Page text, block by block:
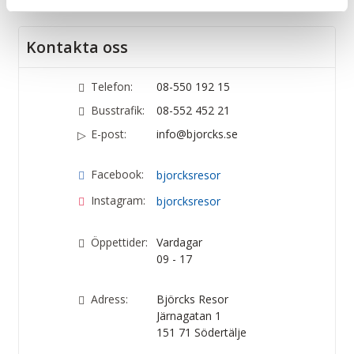
Kontakta oss
Telefon:
08-550 192 15
Busstrafik:
08-552 452 21
E-post:
info@bjorcks.se
Facebook:
bjorcksresor
Instagram:
bjorcksresor
Öppettider:
Vardagar
09 - 17
Adress:
Björcks Resor
Järnagatan 1
151 71 Södertälje